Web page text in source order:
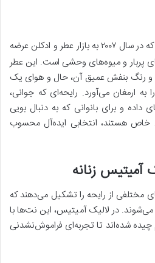
، که در سال ۲۰۰۷ به بازار عطر و ادکلن عرضه
پربار و میوه‌های وحشی است. این عطر
و رنگ بنفش عمیق آن، حال و هوای یک
به ارمغان می‌آورد. رایحه‌ای که جوانی،
و برای بانوانی که به دنبال بویی
هستند، انتخابی ایده‌آل محسوب
آمیتیس زنانه
مختلفی از رایحه را تشکیل می‌دهند که
در لالیک آمیتیس، این نت‌ها با
شده‌اند تا تجربه‌ای فراموش‌نشدنی